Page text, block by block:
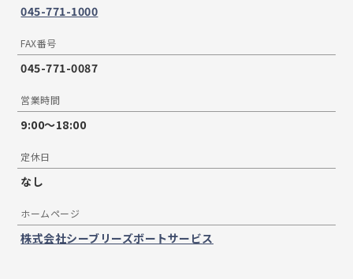
045-771-1000
FAX番号
045-771-0087
営業時間
9:00〜18:00
定休日
なし
ホームページ
株式会社シーブリーズボートサービス